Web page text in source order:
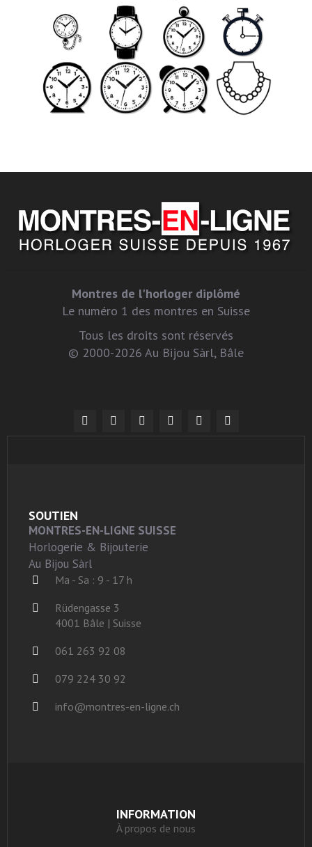
Montres de l'horloger diplômé
Le numéro 1 des montres en Suisse
Tous les droits sont réservés
© 2000-2026 Au Bijou Sàrl, Bâle
SOUTIEN
MONTRES-EN-LIGNE SUISSE
Horlogerie & Bijouterie
Au Bijou Sàrl
Ma - Sa : 9 - 17 h
Rüdengasse 3
4001 Bâle | Suisse
061 263 92 08
079 224 30 92
info@montres-en-ligne.ch
INFORMATION
À propos de nous